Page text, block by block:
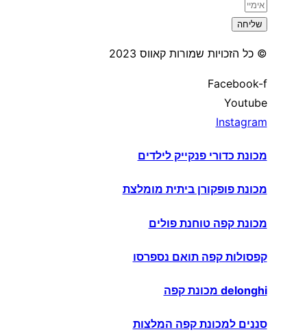
שליחה
© כל הזכויות שמורות קאווס 2023
Facebook-f
Youtube
Instagram
מכונת כדורי פנקייק לילדים
מכונת פופקורן ביתית מומלצת
מכונת קפה טוחנת פולים
קפסולות קפה תואם נספרסו
delonghi מכונת קפה
סננים למכונת קפה המלצות